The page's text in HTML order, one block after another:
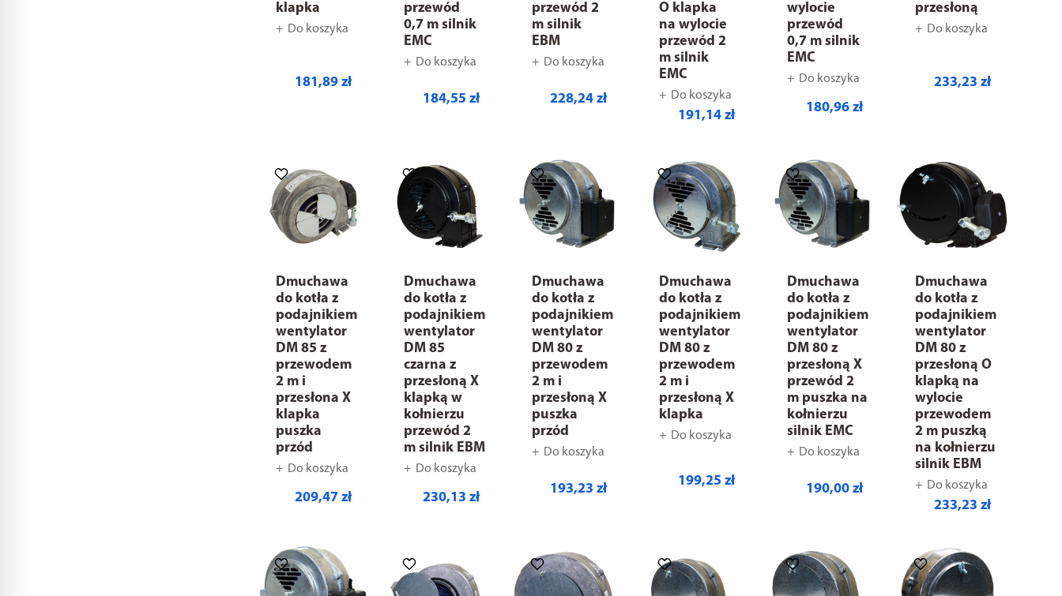
klapka
Do koszyka
181,89 zł
przewód
0,7 m silnik
EMC
Do koszyka
184,55 zł
przewód 2
m silnik
EBM
Do koszyka
228,24 zł
O klapka
na wylocie
przewód 2
m silnik
EMC
Do koszyka
191,14 zł
wylocie
przewód
0,7 m silnik
EMC
Do koszyka
180,96 zł
przesłoną
Do koszyka
233,23 zł
Dmuchawa
do kotła z
podajnikiem
wentylator
DM 85 z
przewodem
2 m i
przesłona X
klapka
puszka
przód
Do koszyka
209,47 zł
Dmuchawa
do kotła z
podajnikiem
wentylator
DM 85
czarna z
przesłoną X
klapką w
kołnierzu
przewód 2
m silnik EBM
Do koszyka
230,13 zł
Dmuchawa
do kotła z
podajnikiem
wentylator
DM 80 z
przewodem
2 m i
przesłoną X
puszka
przód
Do koszyka
193,23 zł
Dmuchawa
do kotła z
podajnikiem
wentylator
DM 80 z
przewodem
2 m i
przesłoną X
klapka
Do koszyka
199,25 zł
Dmuchawa
do kotła z
podajnikiem
wentylator
DM 80 z
przesłoną X
przewód 2
m puszka na
kołnierzu
silnik EMC
Do koszyka
190,00 zł
Dmuchawa
do kotła z
podajnikiem
wentylator
DM 80 z
przesłoną O
klapką na
wylocie
przewodem
2 m puszką
na kołnierzu
silnik EBM
Do koszyka
233,23 zł